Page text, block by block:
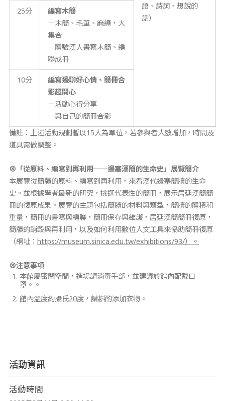
語、詩詞、想說的
話）
25分
編寫木簡
－木簡、毛筆、麻繩，大
集合
－體驗漢人書寫木簡、編
聯成冊
10分
編寫邊聊好心情、簡冊合
影超開心
－活動心得分享
－與自己的簡冊合影
備註：上述活動規劃暫以15人為單位，若參與者人數增加，時間及
道具需做調整。
⊗「從原料、編寫到再利用──邊塞漢簡的生命史」展覽簡介
本展覽從簡牘的原料、編寫到再利用，來看漢代邊塞簡牘的生命
史。並根據學者最新的研究，挑選代表性的簡冊，展示居延漢簡簡
冊的復原成果。展覽的主題包括簡牘的材料與類型，簡牘的體積和
重量，簡冊的書寫與編聯，簡冊保存與維護，居延漢簡簡冊復原，
簡牘的銷毀與再利用，以及如何利用數位人文工具來協助簡冊復原
（網址： https://museum.sinica.edu.tw/exhibitions/93/）。
⊗注意事項
本館屬密閉空間，進場請消毒手部，並建議於館內配戴口
罩。。
館內溫度約攝氏20度，請斟酌添加衣物。
活動資訊
活動時間